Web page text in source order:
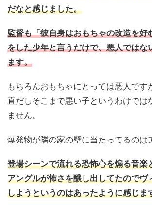
だなと感じました。
監督も「彼自身はおもちゃの改造を好
をした少年と言うだけで、悪人ではな
ます。
もちろんおもちゃにとっては悪人です
直だしそこまで悪い子というわけでは
ません。
爆発物が隣の家の壁に当たってるのは
登場シーンで流れる恐怖心を煽る音楽
アングルが怖さを醸し出してたのでヴ
しようというのはあったように感じま